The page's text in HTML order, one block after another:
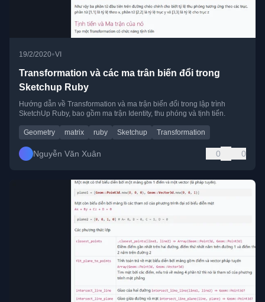
19/2/2020•VI
Transformation và các ma trân biến đổi trong
Sketchup Ruby
Hướng dẫn về Transformation và ma trận biến đổi trong lập trình
SketchUp Ruby, bao gồm ma trận Identity, thu phóng và tịnh tiến.
Geometry matrix ruby Sketchup Transformation
Nguyễn Văn Xuân 0 0